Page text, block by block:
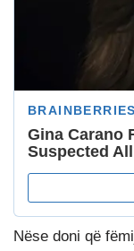
Nëse doni që